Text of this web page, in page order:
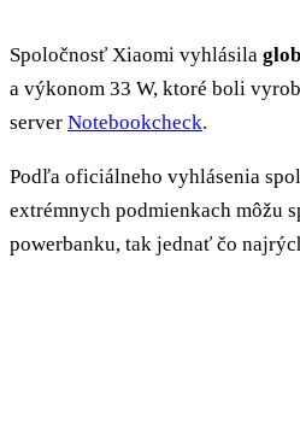
Spoločnosť Xiaomi vyhlásila
a výkonom 33 W, ktoré boli
server Notebookcheck.
Podľa oficiálneho vyhlásenia
extrémnych podmienkach môžu
powerbanku, tak jednať čo